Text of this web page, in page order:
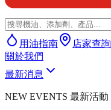
用油指南
店家查詢
關於我們
最新消息
NEW EVENTS 最新活動